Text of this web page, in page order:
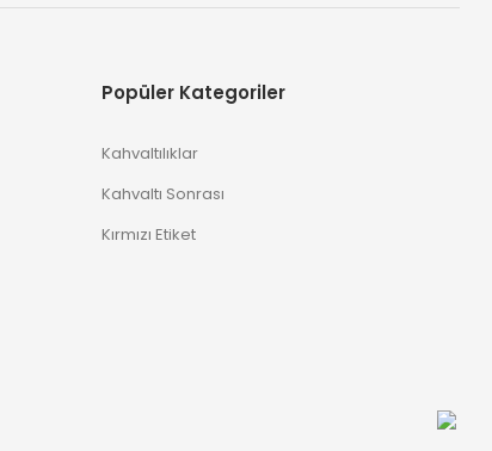
Popüler Kategoriler
Kahvaltılıklar
Kahvaltı Sonrası
Kırmızı Etiket